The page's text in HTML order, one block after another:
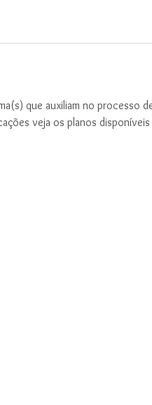
que auxiliam no processo
veja os planos